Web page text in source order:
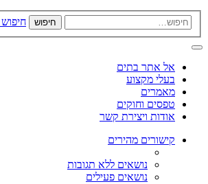
חיפוש
אל אתר בתים
בעלי מקצוע
מאמרים
טפסים וחוקים
אודות ויצירת קשר
קישורים מהירים
נושאים ללא תגובות
נושאים פעילים